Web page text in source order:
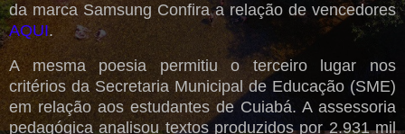
da marca Samsung Confira a relação de vencedores
AQUI.
A mesma poesia permitiu o terceiro lugar nos
critérios da Secretaria Municipal de Educação (SME)
em relação aos estudantes de Cuiabá. A assessoria
pedagógica analisou textos produzidos por 2.931 mil